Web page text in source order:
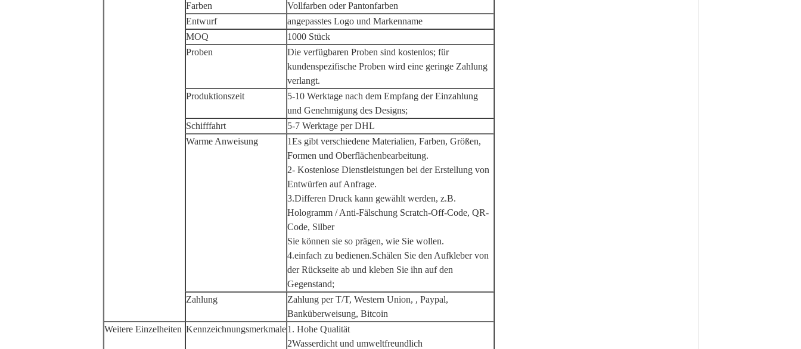
Farben
Vollfarben oder Pantonfarben
Entwurf
angepasstes Logo und Markenname
MOQ
1000 Stück
Proben
Die verfügbaren Proben sind kostenlos; für
kundenspezifische Proben wird eine geringe Zahlung
verlangt.
Produktionszeit
5-10 Werktage nach dem Empfang der Einzahlung
und Genehmigung des Designs;
Schifffahrt
5-7 Werktage per DHL
Warme Anweisung
1Es gibt verschiedene Materialien, Farben, Größen,
Formen und Oberflächenbearbeitung.
2- Kostenlose Dienstleistungen bei der Erstellung von
Entwürfen auf Anfrage.
3.Differen Druck kann gewählt werden, z.B.
Hologramm / Anti-Fälschung Scratch-Off-Code, QR-
Code, Silber
Sie können sie so prägen, wie Sie wollen.
4.einfach zu bedienen.Schälen Sie den Aufkleber von
der Rückseite ab und kleben Sie ihn auf den
Gegenstand;
Zahlung
Zahlung per T/T, Western Union, , Paypal,
Banküberweisung, Bitcoin
Weitere Einzelheiten Kennzeichnungsmerkmale1. Hohe Qualität
2Wasserdicht und umweltfreundlich